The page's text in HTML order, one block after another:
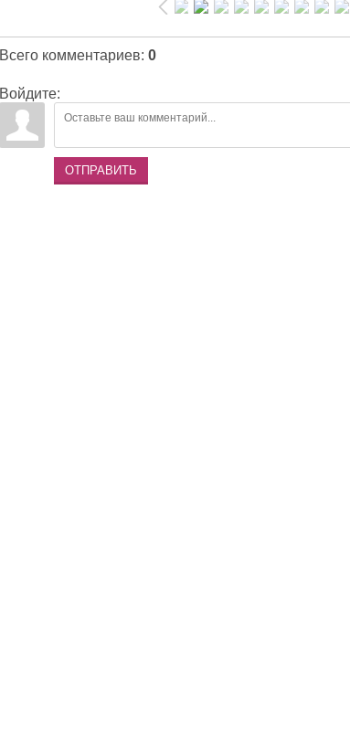
Всего комментариев: 0
Войдите:
ОТПРАВИТЬ